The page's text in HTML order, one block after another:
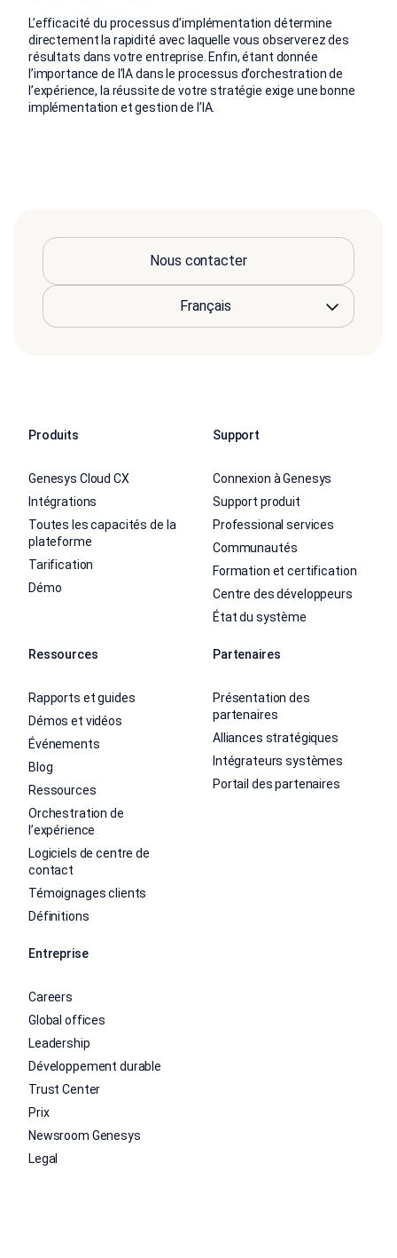
L’efficacité du processus d’implémentation détermine
directement la rapidité avec laquelle vous observerez des
résultats dans votre entreprise. Enfin, étant donnée
l’importance de l’IA dans le processus d’orchestration de
l’expérience, la réussite de votre stratégie exige une bonne
implémentation et gestion de l’IA.
Nous contacter
Produits
Genesys Cloud CX
Intégrations
Toutes les capacités de la
plateforme
Tarification
Démo
Support
Connexion à Genesys
Support produit
Professional services
Communautés
Formation et certification
Centre des développeurs
État du système
Ressources
Rapports et guides
Démos et vidéos
Événements
Blog
Ressources
Orchestration de
l’expérience
Logiciels de centre de
contact
Témoignages clients
Définitions
Partenaires
Présentation des
partenaires
Alliances stratégiques
Intégrateurs systèmes
Portail des partenaires
Entreprise
Careers
Global offices
Leadership
Développement durable
Trust Center
Prix
Newsroom Genesys
Legal